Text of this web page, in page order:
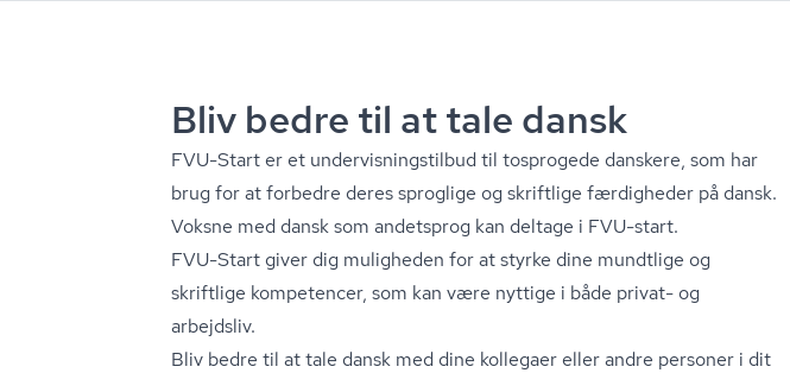
Bliv bedre til at tale dansk
FVU-Start er et un­der­vis­nings­til­bud til tosprogede danskere, som har
brug for at forbedre deres sproglige og skriftlige færdigheder på dansk.
Voksne med dansk som andetsprog kan deltage i FVU-start.
FVU-Start giver dig muligheden for at styrke dine mundtlige og
skriftlige kompetencer, som kan være nyttige i både privat- og
arbejdsliv.
Bliv bedre til at tale dansk med dine kollegaer eller andre personer i dit